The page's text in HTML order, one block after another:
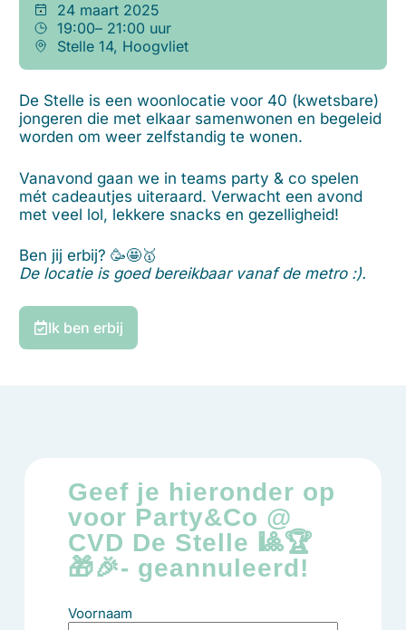
24 maart 2025
19:00– 21:00 uur
Stelle 14, Hoogvliet
De Stelle is een woonlocatie voor 40 (kwetsbare)
jongeren die met elkaar samenwonen en begeleid
worden om weer zelfstandig te wonen.
Vanavond gaan we in teams party & co spelen
mét cadeautjes uiteraard. Verwacht een avond
met veel lol, lekkere snacks en gezelligheid!
Ben jij erbij? 🥳🤩🥇
De locatie is goed bereikbaar vanaf de metro :).
Ik ben erbij
Geef je hieronder op
voor Party&Co @
CVD De Stelle 🎱🏆
🎁🎉- geannuleerd!
Voornaam